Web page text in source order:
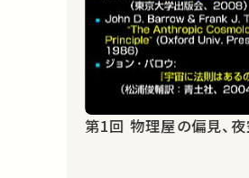
第1回 物理屋の偏見